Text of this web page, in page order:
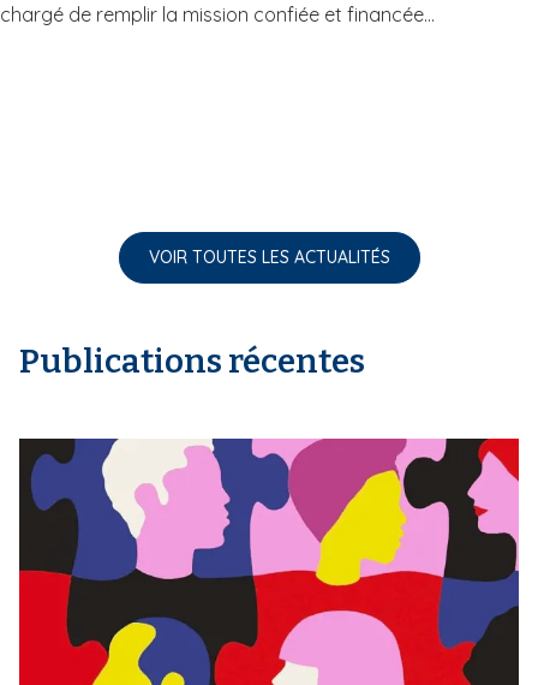
chargé de remplir la mission confiée et financée...
VOIR TOUTES LES ACTUALITÉS
Publications récentes